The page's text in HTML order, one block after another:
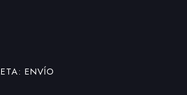
ENVÍO